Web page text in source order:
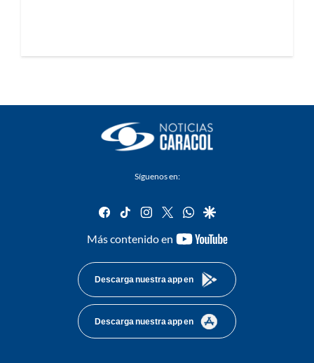
Síguenos en:
facebook
tiktok instagram
twitterwhatsapp
google
Más contenido en
youtube-
Descarga nuestra app en
Descarga nuestra app en